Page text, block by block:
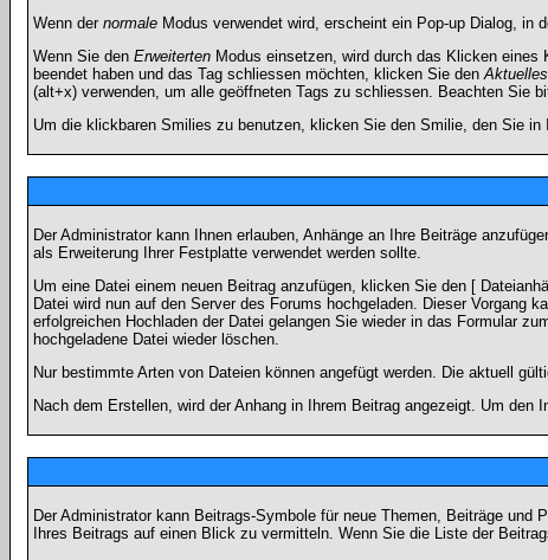
Wenn der normaleModus verwendet wird, erscheint ein Pop-up Dialog, in
Wenn Sie den ErweitertenModus einsetzen, wird durch das Klicken eines
beendet haben und das Tag schliessen möchten, klicken Sie den
(alt+x) verwenden, um alle geöffneten Tags zu schliessen. Beachten Sie
Um die klickbaren Smilies zu benutzen, klicken Sie den Smilie, den Sie
Der Administrator kann Ihnen erlauben, Anhänge an Ihre Beiträge
als Erweiterung Ihrer Festplatte verwendet werden sollte.
Um eine Datei einem neuen Beitrag anzufügen, klicken Sie den [
Datei wird nun auf den Server des Forums hochgeladen. Dieser Vorgang
erfolgreichen Hochladen der Datei gelangen Sie wieder in das Formular
hochgeladene Datei wieder löschen.
Nur bestimmte Arten von Dateien können angefügt werden. Die aktuell
Nach dem Erstellen, wird der Anhang in Ihrem Beitrag angezeigt. Um
Der Administrator kann Beitrags-Symbole für neue Themen, Beiträge
Ihres Beitrags auf einen Blick zu vermitteln. Wenn Sie die Liste der